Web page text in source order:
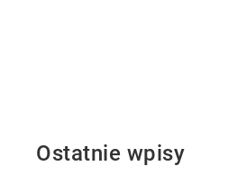
Ostatnie wpisy